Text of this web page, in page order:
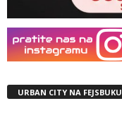
URBAN CITY NA FEJSBUKU